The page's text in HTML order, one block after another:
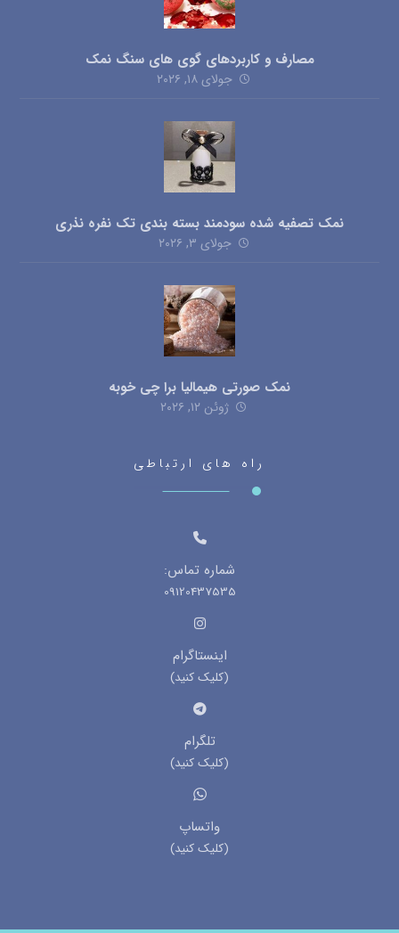
مصارف و کاربردهای گوی های سنگ نمک
جولای ۱۸, ۲۰۲۶
نمک تصفیه شده سودمند بسته بندی تک نفره نذری
جولای ۳, ۲۰۲۶
نمک صورتی هیمالیا برا چی خوبه
ژوئن ۱۲, ۲۰۲۶
راه های ارتباطی
شماره تماس:
09120437535
اینستاگرام
(کلیک کنید)
تلگرام
(کلیک کنید)
واتساپ
(کلیک کنید)